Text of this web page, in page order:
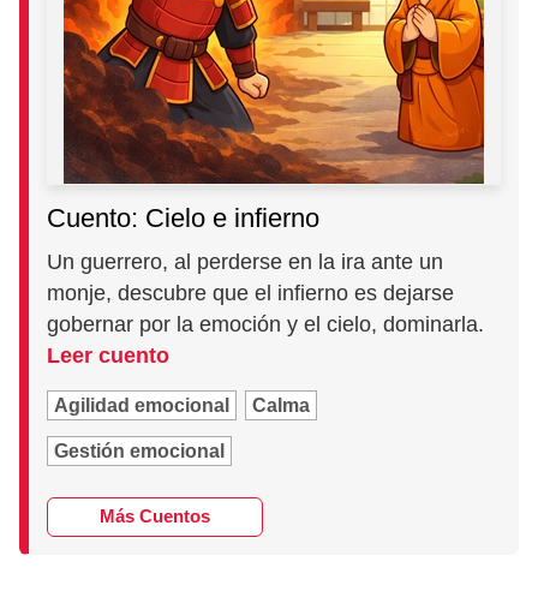
Cuento: Cielo e infierno
Un guerrero, al perderse en la ira ante un
monje, descubre que el infierno es dejarse
gobernar por la emoción y el cielo, dominarla.
Leer cuento
Agilidad emocional Calma
Gestión emocional
Más Cuentos